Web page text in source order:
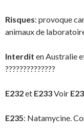
Risques: provoque
animaux de
Interdit en Australie
??????????????
E232et E233Voir
E235: Natamycine.